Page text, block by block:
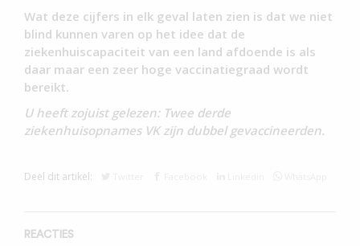
Wat deze cijfers in elk geval laten zien is dat we niet
blind kunnen varen op het idee dat de
ziekenhuiscapaciteit van een land afdoende is als
daar maar een zeer hoge vaccinatiegraad wordt
bereikt.
U heeft zojuist gelezen: Twee derde
ziekenhuisopnames VK zijn dubbel gevaccineerden.
Deel dit artikel:
REACTIES